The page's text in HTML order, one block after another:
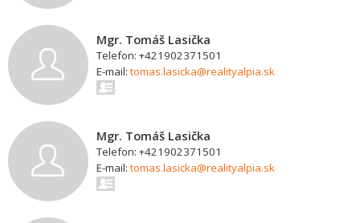
Mgr. Tomáš Lasička
Telefon: +421902371501
E-mail: tomas.lasicka@realityalpia.sk
Mgr. Tomáš Lasička
Telefon: +421902371501
E-mail: tomas.lasicka@realityalpia.sk